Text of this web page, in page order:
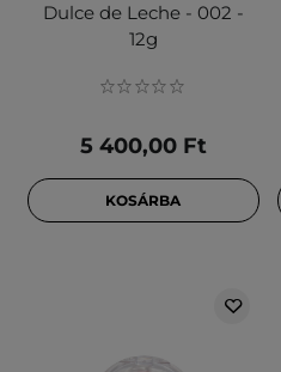
Dulce de Leche - 002 -
12g
5 400,00 Ft
KOSÁRBA